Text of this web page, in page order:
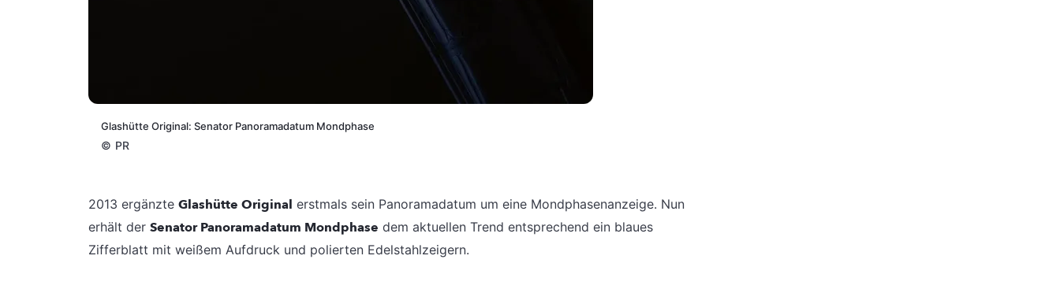
Glashütte Original: Senator Panoramadatum Mondphase
© PR
2013 ergänzte Glashütte Original erstmals sein Panoramadatum um eine Mondphasenanzeige. Nun
erhält der Senator Panoramadatum Mondphase dem aktuellen Trend entsprechend ein blaues
Zifferblatt mit weißem Aufdruck und polierten Edelstahlzeigern.